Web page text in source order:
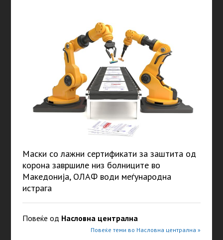
Маски со лажни сертификати за заштита од
корона завршиле низ болниците во
Македонија, ОЛАФ води меѓународна
истрага
Повеќе од Насловна централна
Повеќе теми во Насловна централна »